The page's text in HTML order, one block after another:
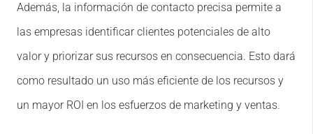
Además, la información de contacto precisa permite a
las empresas identificar clientes potenciales de alto
valor y priorizar sus recursos en consecuencia. Esto dará
como resultado un uso más eficiente de los recursos y
un mayor ROI en los esfuerzos de marketing y ventas.